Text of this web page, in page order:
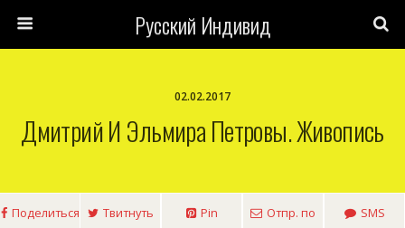
Русский Индивид
02.02.2017
Дмитрий И Эльмира Петровы. Живопись
Поделиться Твитнуть Pin
Отпр. по
SMS